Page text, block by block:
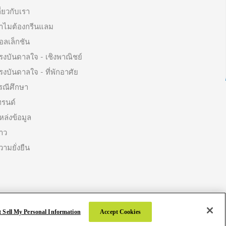
ยวกับเรา
ไมต้องกรีนแลม
ลเล็กชัน
งบันดาลใจ - เชิงพาณิชย์
งบันดาลใจ - ที่พักอาศัย
ณีศึกษา
รนด์
ล่งข้อมูล
ว
ามยั่งยืน
Sell My Personal Information Accept Cookies